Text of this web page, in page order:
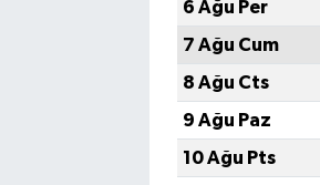
6 Ağu Per
7 Ağu Cum
8 Ağu Cts
9 Ağu Paz
10 Ağu Pts